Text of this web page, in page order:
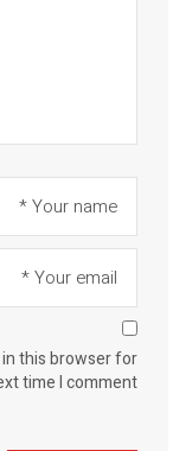
in this browser for
time I comment.